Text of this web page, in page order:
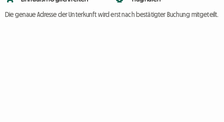
Die genaue Adresse der Unterkunft wird erst nach bestätigter Buchung mitgeteilt.